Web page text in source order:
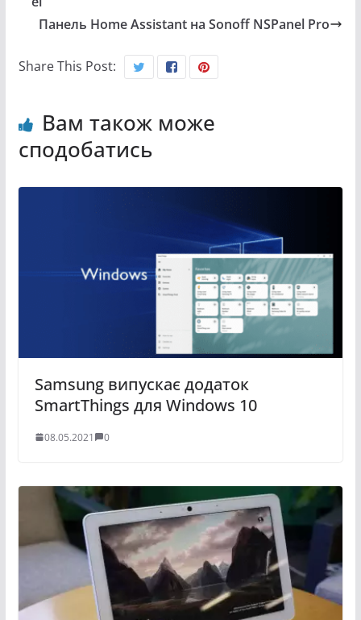
Панель Home Assistant на Sonoff NSPanel Pro
Share This Post:
Вам також може
сподобатись
Samsung випускає додаток
SmartThings для Windows 10
08.05.2021 0